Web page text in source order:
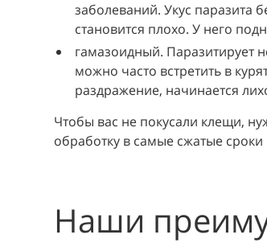
заболеваний. Укус паразита
становится плохо. У него
гамазоидный. Паразитирует
можно часто встретить в
раздражение, начинается
Чтобы вас не покусали клещи,
обработку в самые сжатые
Наши